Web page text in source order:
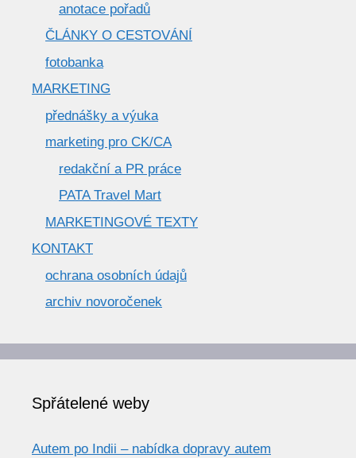
anotace pořadů
ČLÁNKY O CESTOVÁNÍ
fotobanka
MARKETING
přednášky a výuka
marketing pro CK/CA
redakční a PR práce
PATA Travel Mart
MARKETINGOVÉ TEXTY
KONTAKT
ochrana osobních údajů
archiv novoročenek
Spřátelené weby
Autem po Indii – nabídka dopravy autem